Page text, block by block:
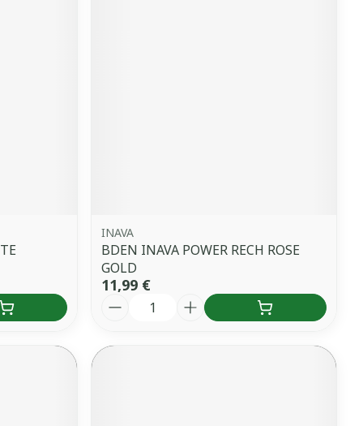
INAVA
BDEN INAVA POWER RECH ROSE
GOLD
11,99 €
Quantité